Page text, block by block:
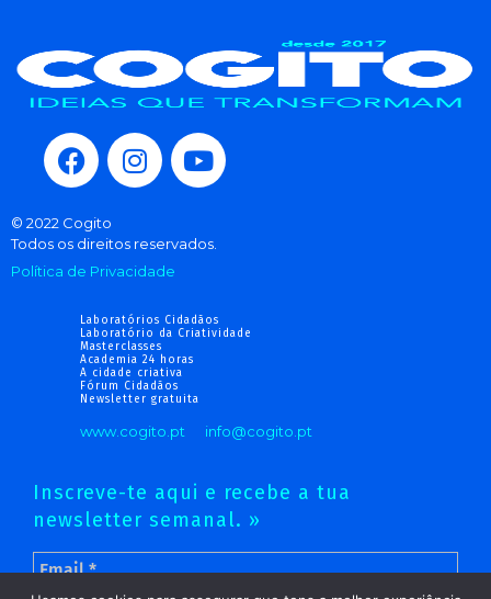
© 2022 Cogito
Todos os direitos reservados.
Política de Privacidade
Laboratórios Cidadãos
Laboratório da Criatividade
Masterclasses
Academia 24 horas
A cidade criativa
Fórum Cidadãos
Newsletter gratuita
www.cogito.pt info@cogito.pt
Inscreve-te aqui e recebe a tua
newsletter semanal. »